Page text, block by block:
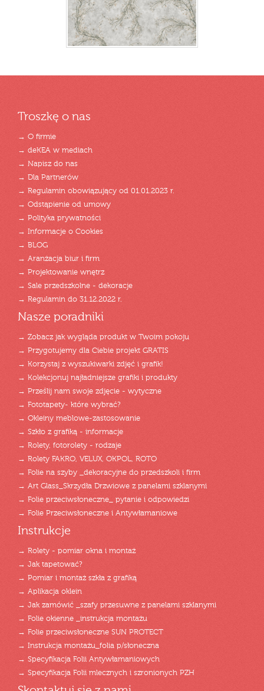
Troszkę o nas
→ O firmie
→ deKEA w mediach
→ Napisz do nas
→ Dla Partnerów
→ Regulamin obowiązujący od 01.01.2023 r.
→ Odstąpienie od umowy
→ Polityka prywatności
→ Informacje o Cookies
→ BLOG
→ Aranżacja biur i firm
→ Projektowanie wnętrz
→ Sale przedszkolne - dekoracje
→ Regulamin do 31.12.2022 r.
Nasze poradniki
→ Zobacz jak wygląda produkt w Twoim pokoju
→ Przygotujemy dla Ciebie projekt GRATIS
→ Korzystaj z wyszukiwarki zdjęć i grafik!
→ Kolekcjonuj najładniejsze grafiki i produkty
→ Prześlij nam swoje zdjęcie - wytyczne
→ Fototapety- które wybrać?
→ Okleiny meblowe-zastosowanie
→ Szkło z grafiką - informacje
→ Rolety, fotorolety - rodzaje
→ Rolety FAKRO, VELUX, OKPOL, ROTO
→ Folie na szyby _dekoracyjne do przedszkoli i firm
→ Art Glass_Skrzydła Drzwiowe z panelami szklanymi
→ Folie przeciwsłoneczne_ pytanie i odpowiedzi
→ Folie Przeciwsłoneczne i Antywłamaniowe
Instrukcje
→ Rolety - pomiar okna i montaż
→ Jak tapetować?
→ Pomiar i montaż szkła z grafiką
→ Aplikacja oklein
→ Jak zamówić _szafy przesuwne z panelami szklanymi
→ Folie okienne _instrukcja montażu
→ Folie przeciwsłoneczne SUN PROTECT
→ Instrukcja montażu_folia p/słoneczna
→ Specyfikacja Folii Antywłamaniowych
→ Specyfikacja Folii mlecznych i szronionych PZH